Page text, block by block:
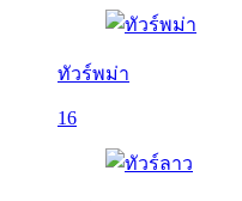
ทัวร์พม่า
16